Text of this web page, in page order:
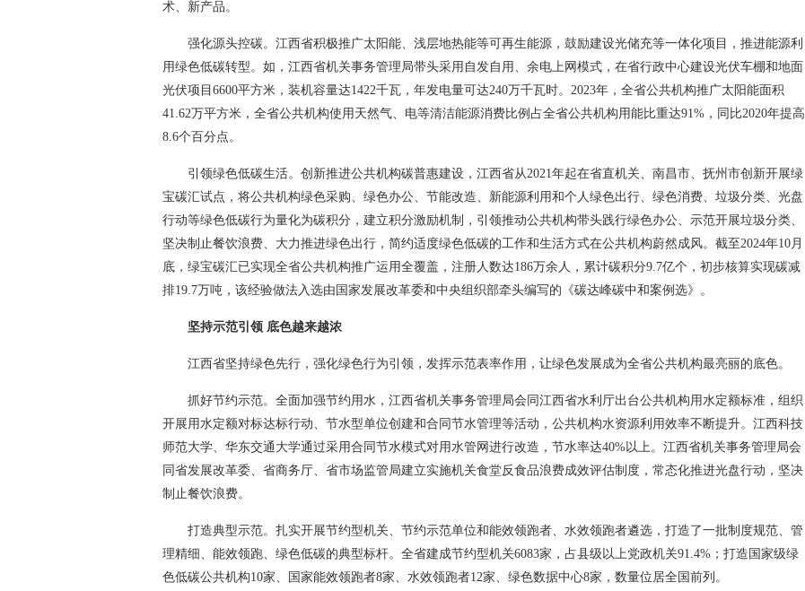
术、新产品。
强化源头控碳。江西省积极推广太阳能、浅层地热能等可再生能源，鼓励建设光储充等一体化项目，推进能源利
用绿色低碳转型。如，江西省机关事务管理局带头采用自发自用、余电上网模式，在省行政中心建设光伏车棚和地面
光伏项目6600平方米，装机容量达1422千瓦，年发电量可达240万千瓦时。2023年，全省公共机构推广太阳能面积
41.62万平方米，全省公共机构使用天然气、电等清洁能源消费比例占全省公共机构用能比重达91%，同比2020年提高
8.6个百分点。
引领绿色低碳生活。创新推进公共机构碳普惠建设，江西省从2021年起在省直机关、南昌市、抚州市创新开展绿
宝碳汇试点，将公共机构绿色采购、绿色办公、节能改造、新能源利用和个人绿色出行、绿色消费、垃圾分类、光盘
行动等绿色低碳行为量化为碳积分，建立积分激励机制，引领推动公共机构带头践行绿色办公、示范开展垃圾分类、
坚决制止餐饮浪费、大力推进绿色出行，简约适度绿色低碳的工作和生活方式在公共机构蔚然成风。截至2024年10月
底，绿宝碳汇已实现全省公共机构推广运用全覆盖，注册人数达186万余人，累计碳积分9.7亿个，初步核算实现碳减
排19.7万吨，该经验做法入选由国家发展改革委和中央组织部牵头编写的《碳达峰碳中和案例选》。
坚持示范引领 底色越来越浓
江西省坚持绿色先行，强化绿色行为引领，发挥示范表率作用，让绿色发展成为全省公共机构最亮丽的底色。
抓好节约示范。全面加强节约用水，江西省机关事务管理局会同江西省水利厅出台公共机构用水定额标准，组织
开展用水定额对标达标行动、节水型单位创建和合同节水管理等活动，公共机构水资源利用效率不断提升。江西科技
师范大学、华东交通大学通过采用合同节水模式对用水管网进行改造，节水率达40%以上。江西省机关事务管理局会
同省发展改革委、省商务厅、省市场监管局建立实施机关食堂反食品浪费成效评估制度，常态化推进光盘行动，坚决
制止餐饮浪费。
打造典型示范。扎实开展节约型机关、节约示范单位和能效领跑者、水效领跑者遴选，打造了一批制度规范、管
理精细、能效领跑、绿色低碳的典型标杆。全省建成节约型机关6083家，占县级以上党政机关91.4%；打造国家级绿
色低碳公共机构10家、国家能效领跑者8家、水效领跑者12家、绿色数据中心8家，数量位居全国前列。